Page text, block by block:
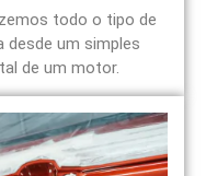
todo o tipo de
desde um simples
de um motor.